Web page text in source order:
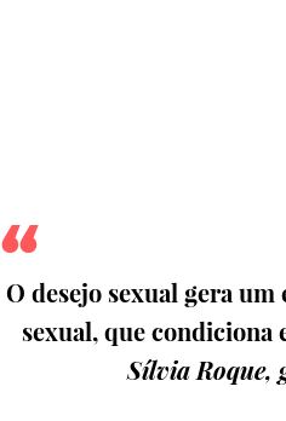
O desejo sexual gera
sexual, que condiciona
Sílvia Roque,